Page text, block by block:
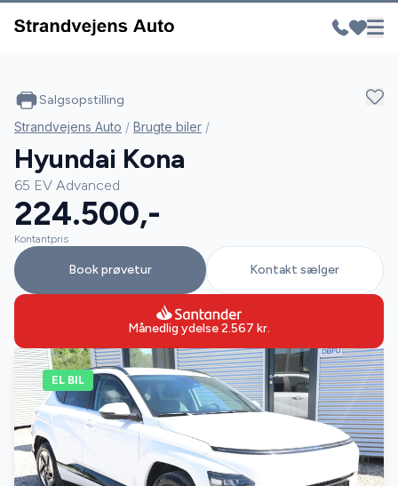
EL BIL
Salgsopstilling
Strandvejens Auto / Brugte biler /
Hyundai Kona
65 EV Advanced
224.500,-
Kontantpris
Book prøvetur Kontakt sælger
Månedlig ydelse2.567 kr.